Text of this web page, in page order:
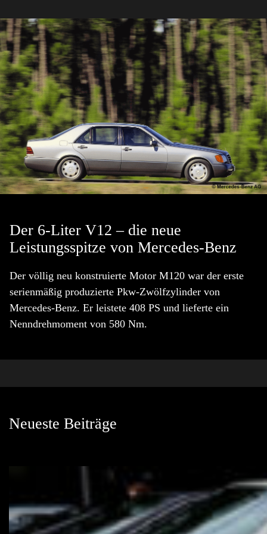
Der 6-Liter V12 – die neue
Leistungsspitze von Mercedes-Benz
Der völlig neu konstruierte Motor M120 war der erste
serienmäßig produzierte Pkw-Zwölfzylinder von
Mercedes-Benz. Er leistete 408 PS und lieferte ein
Nenndrehmoment von 580 Nm.
Neueste Beiträge